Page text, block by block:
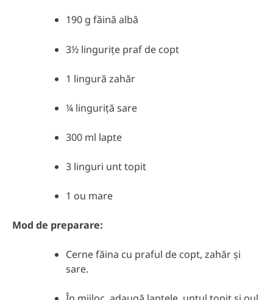
190 g făină albă
3½ lingurițe praf de copt
1 lingură zahăr
¼ linguriță sare
300 ml lapte
3 linguri unt topit
1 ou mare
Mod de preparare:
Cerne făina cu praful de copt, zahăr și
sare.